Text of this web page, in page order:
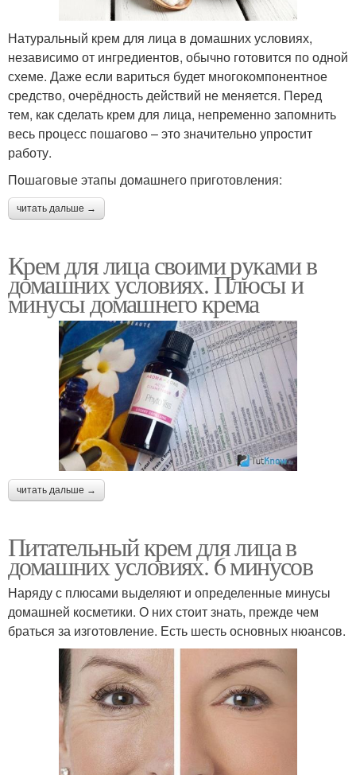
Натуральный крем для лица в домашних условиях,
независимо от ингредиентов, обычно готовится по одной
схеме. Даже если вариться будет многокомпонентное
средство, очерёдность действий не меняется. Перед
тем, как сделать крем для лица, непременно запомнить
весь процесс пошагово – это значительно упростит
работу.
Пошаговые этапы домашнего приготовления:
читать дальше →
Крем для лица своими руками в
домашних условиях. Плюсы и
минусы домашнего крема
читать дальше →
Питательный крем для лица в
домашних условиях. 6 минусов
Наряду с плюсами выделяют и определенные минусы
домашней косметики. О них стоит знать, прежде чем
браться за изготовление. Есть шесть основных нюансов.